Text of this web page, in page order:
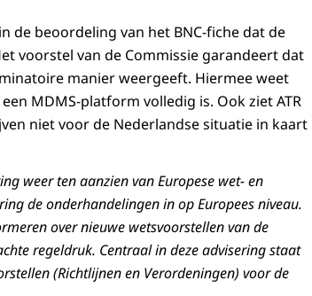
de beoordeling van het BNC‑fiche dat de
voorstel van de Commissie garandeert dat
manier weergeeft. Hiermee weet
MDMS-platform volledig is. Ook ziet ATR
niet voor de Nederlandse situatie in kaart
weer ten aanzien van Europese wet- en
de onderhandelingen in op Europees niveau.
over nieuwe wetsvoorstellen van de
regeldruk. Centraal in deze advisering staat
(Richtlijnen en Verordeningen) voor de